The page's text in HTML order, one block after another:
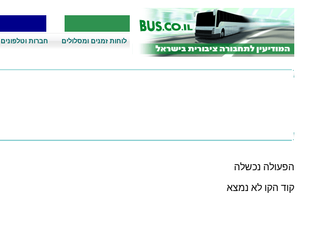
לוחות זמנים ומסלולים חברות וטלפונים
הפעולה נכשלה
קוד הקו לא נמצא